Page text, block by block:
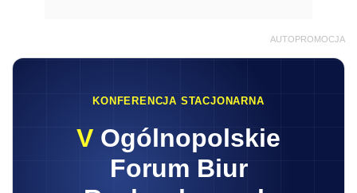
AUTOPROMOCJA
KONFERENCJA STACJONARNA
V Ogólnopolskie
Forum Biur